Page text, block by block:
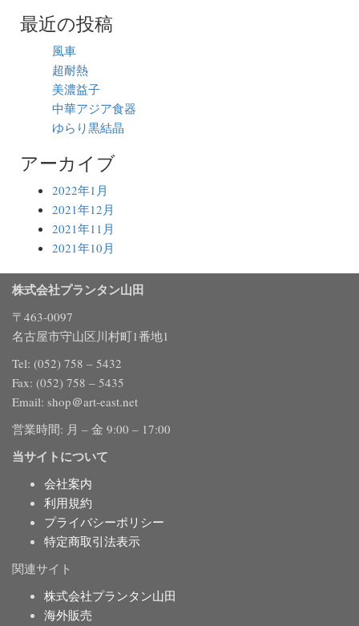
最近の投稿
風車
超耐熱
美濃益子
中華アジア食器
ゆらり黒結晶
アーカイブ
2022年1月
2021年12月
2021年11月
2021年10月
株式会社プランタン山田
〒463-0097
名古屋市守山区川村町1番地1
Tel: (052) 758 – 5432
Fax: (052) 758 – 5435
Email: shop＠art-east.net
営業時間: 月 – 金 9:00 – 17:00
当サイトについて
会社案内
利用規約
プライバシーポリシー
特定商取引法表示
関連サイト
株式会社プランタン山田
海外販売